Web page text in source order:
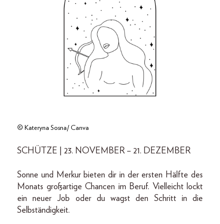
© Kateryna Sosna/ Canva
SCHÜTZE | 23. NOVEMBER – 21. DEZEMBER
Sonne und Merkur bieten dir in der ersten Hälfte des
Monats großartige Chancen im Beruf. Vielleicht lockt
ein neuer Job oder du wagst den Schritt in die
Selbständigkeit.